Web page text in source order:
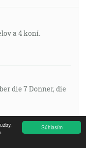
Súhlasím
a 4 koní.
die 7 Donner, die